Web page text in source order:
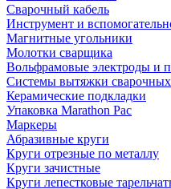
Сварочный кабель
Инструмент и
Магнитные угольники
Молотки сварщика
Вольфрамовые электроды и
Системы вытяжки
Керамические подкладки
Упаковка Marathon Pac
Маркеры
Абразивные круги
Круги отрезные по металлу
Круги зачистные
Круги лепестковые